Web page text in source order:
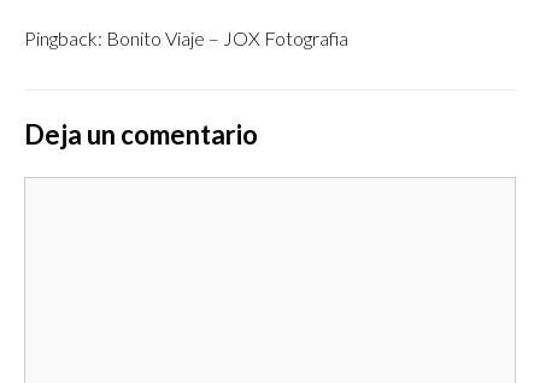
Pingback: Bonito Viaje – JOX Fotografia
Deja un comentario